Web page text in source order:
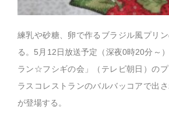
練乳や砂糖、卵で作るブラジル風プリ
る。5月12日放送予定（深夜0時20分～
ラン☆フシギの会」（テレビ朝日）のプ
ラスコレストランのバルバッコアで出
が登場する。